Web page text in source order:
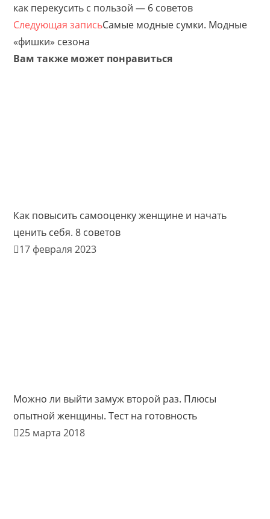
как перекусить с пользой — 6 советов
Следующая записьСамые модные сумки. Модные
«фишки» сезона
Вам также может понравиться
Как повысить самооценку женщине и начать
ценить себя. 8 советов
17 февраля 2023
Можно ли выйти замуж второй раз. Плюсы
опытной женщины. Тест на готовность
25 марта 2018